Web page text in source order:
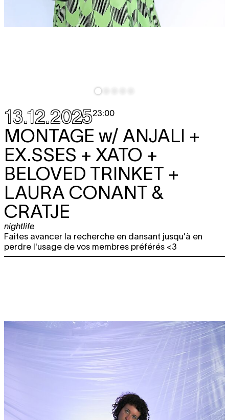
13.12.202523:00
MONTAGE w/ ANJALI +
EX.SSES + XATO +
BELOVED TRINKET +
LAURA CONANT &
CRATJE
nightlife
Faites avancer la recherche en dansant jusqu'à en
perdre l'usage de vos membres préférés <3